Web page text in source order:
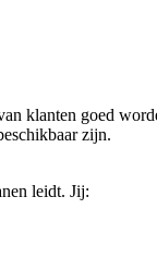
klanten goed
zijn.
leidt. Jij: